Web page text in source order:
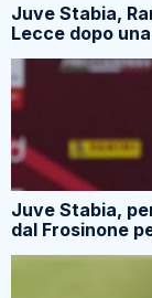
Juve Stabia,
Lecce dopo
Juve Stabia,
dal Frosinone